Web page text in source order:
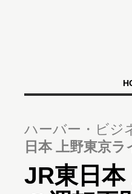
ハーバー・ビジ
日本 上野東京
JR東日本